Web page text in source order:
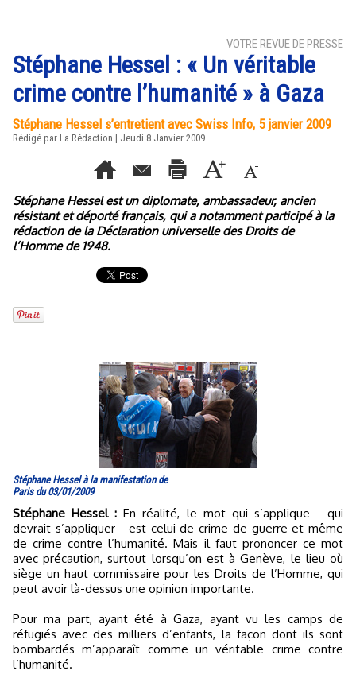
VOTRE REVUE DE PRESSE
Stéphane Hessel : « Un véritable
crime contre l’humanité » à Gaza
Stéphane Hessel s’entretient avec Swiss Info, 5 janvier 2009
Rédigé par La Rédaction | Jeudi 8 Janvier 2009
Stéphane Hessel est un diplomate, ambassadeur, ancien
résistant et déporté français, qui a notamment participé à la
rédaction de la Déclaration universelle des Droits de
l’Homme de 1948.
Stéphane Hessel à la manifestation de
Paris du 03/01/2009
Stéphane Hessel : En réalité, le mot qui s’applique - qui
devrait s’appliquer - est celui de crime de guerre et même
de crime contre l’humanité. Mais il faut prononcer ce mot
avec précaution, surtout lorsqu’on est à Genève, le lieu où
siège un haut commissaire pour les Droits de l’Homme, qui
peut avoir là-dessus une opinion importante.
Pour ma part, ayant été à Gaza, ayant vu les camps de
réfugiés avec des milliers d’enfants, la façon dont ils sont
bombardés m’apparaît comme un véritable crime contre
l’humanité.